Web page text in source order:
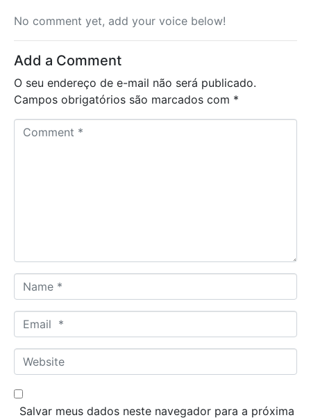
No comment yet, add your voice below!
Add a Comment
O seu endereço de e-mail não será publicado.
Campos obrigatórios são marcados com *
a
m
*
m
a
*
W
e
b
Salvar meus dados neste navegador para a próxima